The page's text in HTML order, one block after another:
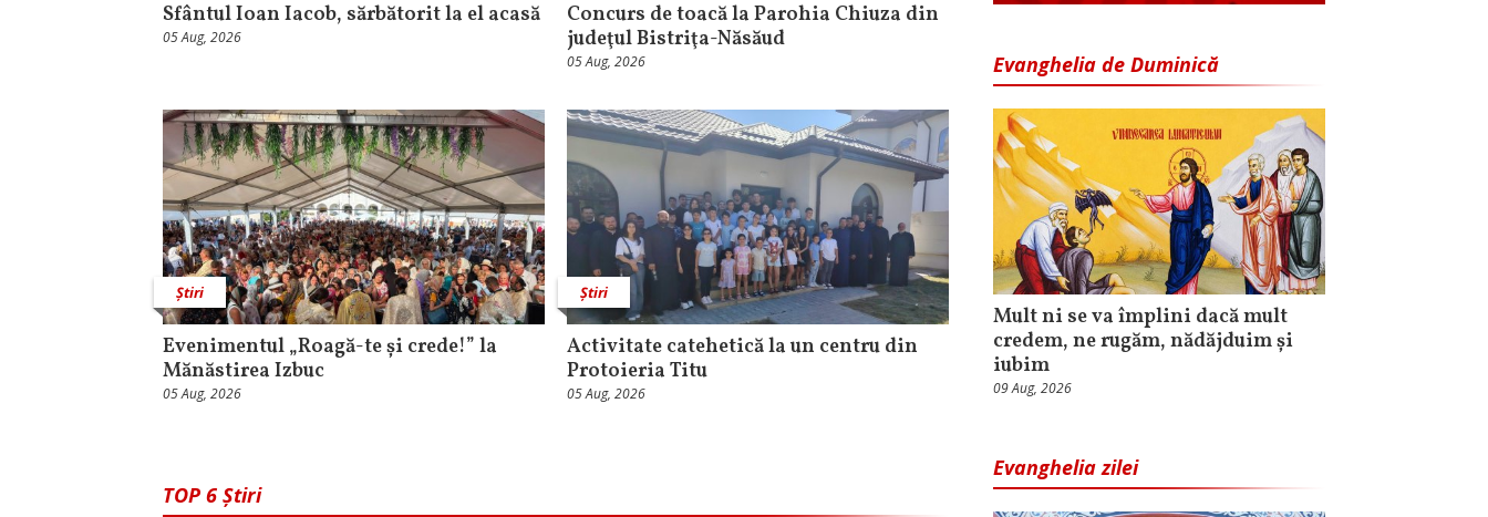
Sfântul Ioan Iacob, sărbătorit la el acasă
05 Aug, 2026
​Concurs de toacă la Parohia Chiuza din
judeţul Bistriţa-Năsăud
05 Aug, 2026
Știri
Evenimentul „Roagă-te și crede!” la
Mănăstirea Izbuc
05 Aug, 2026
Știri
Activitate catehetică la un centru din
Protoieria Titu
05 Aug, 2026
TOP 6 Știri
Evanghelia de Duminică
Mult ni se va împlini dacă mult
credem, ne rugăm, nădăjduim și
iubim
09 Aug, 2026
Evanghelia zilei